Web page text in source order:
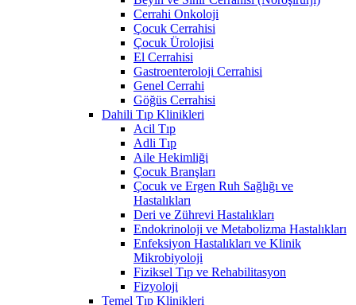
Cerrahi Onkoloji
Çocuk Cerrahisi
Çocuk Ürolojisi
El Cerrahisi
Gastroenteroloji Cerrahisi
Genel Cerrahi
Göğüs Cerrahisi
Dahili Tıp Klinikleri
Acil Tıp
Adli Tıp
Aile Hekimliği
Çocuk Branşları
Çocuk ve Ergen Ruh Sağlığı ve
Hastalıkları
Deri ve Zührevi Hastalıkları
Endokrinoloji ve Metabolizma Hastalıkları
Enfeksiyon Hastalıkları ve Klinik
Mikrobiyoloji
Fiziksel Tıp ve Rehabilitasyon
Fizyoloji
Temel Tıp Klinikleri